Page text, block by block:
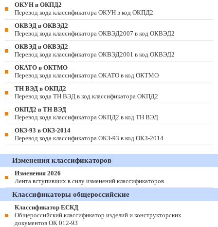
ОКУН в ОКПД2
Перевод кода классификатора ОКУН в код ОКПД2
ОКВЭД в ОКВЭД2
Перевод кода классификатора ОКВЭД2007 в код ОКВЭД2
ОКВЭД в ОКВЭД2
Перевод кода классификатора ОКВЭД2001 в код ОКВЭД2
ОКАТО в ОКТМО
Перевод кода классификатора ОКАТО в код ОКТМО
ТН ВЭД в ОКПД2
Перевод кода ТН ВЭД в код классификатора ОКПД2
ОКПД2 в ТН ВЭД
Перевод кода классификатора ОКПД2 в код ТН ВЭД
ОКЗ-93 в ОКЗ-2014
Перевод кода классификатора ОКЗ-93 в код ОКЗ-2014
Изменения классификаторов
Изменения 2026
Лента вступивших в силу изменений классификаторов
Классификаторы общероссийские
Классификатор ЕСКД
Общероссийский классификатор изделий и конструкторских
документов ОК 012-93